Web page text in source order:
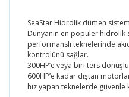
SeaStar Hidrolik dümen
Dünyanın en popüler hidrolik
performanslı teknelerinde
kontrolünü sağlar.
300HP’e veya biri ters
600HP’e kadar dıştan
hız yapan teknelerde güvenle